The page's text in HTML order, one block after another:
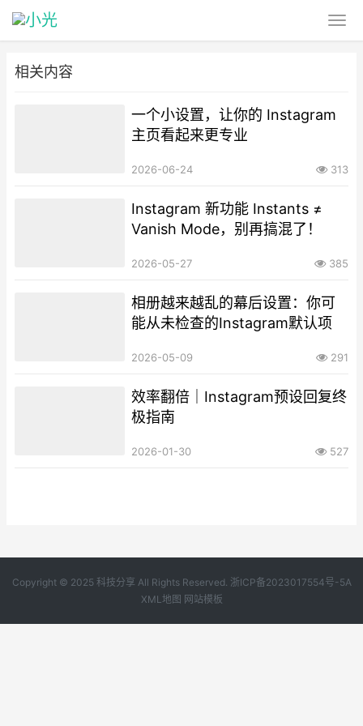
相关内容
一个小设置，让你的 Instagram
主页看起来更专业
2026-06-24 313
Instagram 新功能 Instants ≠
Vanish Mode，别再搞混了！
2026-05-27 385
相册越来越乱的幕后设置：你可
能从未检查的Instagram默认项
2026-05-09 291
效率翻倍｜Instagram预设回复终
极指南
2026-01-30 527
Copyright © 2025 科技分享 All Rights Reserved. 浙ICP备2023017554号-5A
XML地图 网站模板